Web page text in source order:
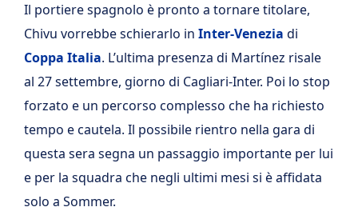
Il portiere spagnolo è pronto a tornare titolare,
Chivu vorrebbe schierarlo in Inter-Venezia di
Coppa Italia. L’ultima presenza di Martínez risale
al 27 settembre, giorno di Cagliari-Inter. Poi lo stop
forzato e un percorso complesso che ha richiesto
tempo e cautela. Il possibile rientro nella gara di
questa sera segna un passaggio importante per lui
e per la squadra che negli ultimi mesi si è affidata
solo a Sommer.